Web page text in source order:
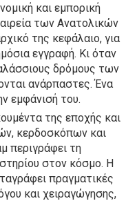
και εμπορική
των Ανατολικών
της κεφάλαιο, για
εγγραφή. Κι όταν
δρόμους των
ανάρπαστες. Ένα
εμφάνισή του.
της εποχής και
κερδοσκόπων και
περιγράφει τη
στον κόσμο. Η
πραγματικές
και χειραγώγησης,